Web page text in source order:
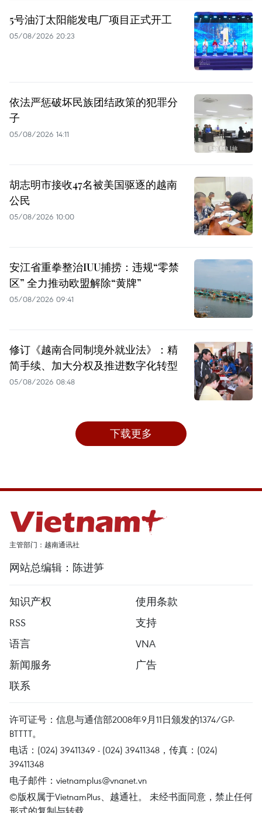
5号油汀太阳能发电厂项目正式开工
05/08/2026 20:23
依法严惩破坏民族团结政策的犯罪分
子
05/08/2026 14:11
胡志明市接收47名被美国驱逐的越南
公民
05/08/2026 10:00
安江省重拳整治IUU捕捞：违规“零禁
区” 全力推动欧盟解除“黄牌”
05/08/2026 09:41
修订《越南合同制境外就业法》：精
简手续、加大分权及推进数字化转型
05/08/2026 08:48
下载更多
主管部门：越南通讯社
网站总编辑：陈进笋
知识产权
使用条款
RSS
支持
语言
VNA
新闻服务
广告
联系
许可证号：信息与通信部2008年9月11日颁发的1374/GP-
BTTTT。
电话：(024) 39411349 - (024) 39411348，传真：(024)
39411348
电子邮件： vietnamplus@vnanet.vn
©版权属于VietnamPlus、越通社。 未经书面同意，禁止任何